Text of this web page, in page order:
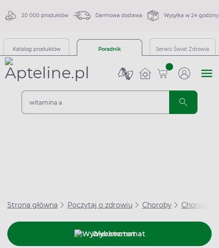
20 000 produktów Darmowa dostawa Wysyłka w 24 godziny
Katalog produktów Poradnik Serwis Świat Zdrowia
sztuk
Strona główna Poczytaj o zdrowiu Choroby Choroby
Wybierz temat